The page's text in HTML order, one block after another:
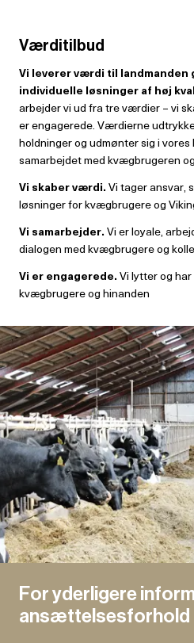
Værditilbud
Vi leverer værdi til landmanden
individuelle løsninger af høj
arbejder vi ud fra tre værdier – vi
er engagerede. Værdierne
holdninger og udmønter sig i
samarbejdet med kvægbrugeren
Vi skaber værdi.Vi tager ansvar,
løsninger for kvægbrugere og
Vi samarbejder.Vi er loyale,
dialogen med kvægbrugere og
Vi er engagerede.Vi lytter og
kvægbrugere og hinanden
For yderligere
ansættelsesforhold